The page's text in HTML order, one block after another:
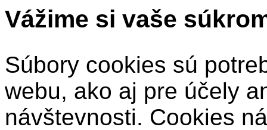
Vážime si vaše
Súbory cookies sú
webu, ako aj pre účely
návštevnosti. Cookies